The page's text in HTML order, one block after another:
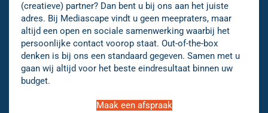
(creatieve) partner? Dan bent u bij ons aan het juiste
adres. Bij Mediascape vindt u geen meepraters, maar
altijd een open en sociale samenwerking waarbij het
persoonlijke contact voorop staat. Out-of-the-box
denken is bij ons een standaard gegeven. Samen met u
gaan wij altijd voor het beste eindresultaat binnen uw
budget.
Maak een afspraak